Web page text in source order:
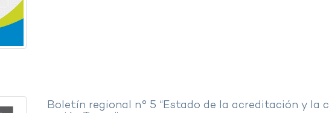
Boletín regional n° 5 “Estado de la acreditación y la